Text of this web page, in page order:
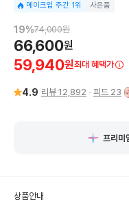
메이크업 주간 1위 사은품
19%74,000원
66,600원
59,940원최대 혜택가
4.9 리뷰 12,892 피드 23
프리미
상품안내